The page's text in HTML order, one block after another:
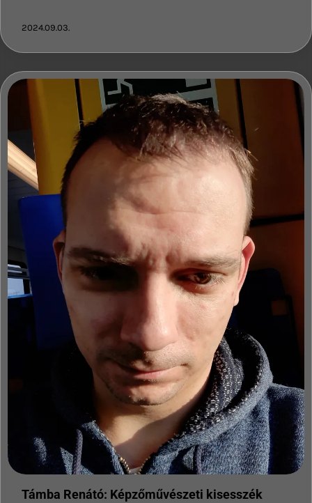
2024.09.03.
Támba Renátó: Képzőművészeti kisesszék